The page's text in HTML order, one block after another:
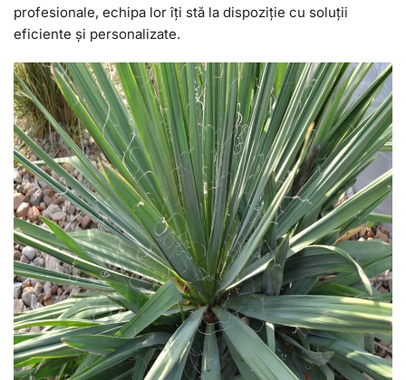
profesionale, echipa lor îți stă la dispoziție cu soluții
eficiente și personalizate.